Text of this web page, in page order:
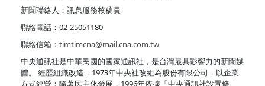
新聞聯絡人：訊息服務核稿員
聯絡電話：02-25051180
聯絡信箱： timtimcna@mail.cna.com.tw
中央通訊社是中華民國的國家通訊社，是台灣最具影響力的新聞媒
體。 經歷組織改造，1973年中央社改組為股份有限公司，以企業
方式經營；隨著民主化發展，1996年依據「中央通訊社設置條